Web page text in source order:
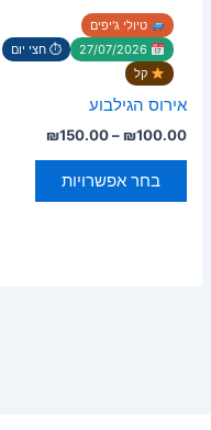
טיולי ג'יפים
⏱ חצי יום
קל
אירוס הגילבוע
₪100.00
–
₪150.00
בחר אפשרויות
ניתן
לבחור
המוצר